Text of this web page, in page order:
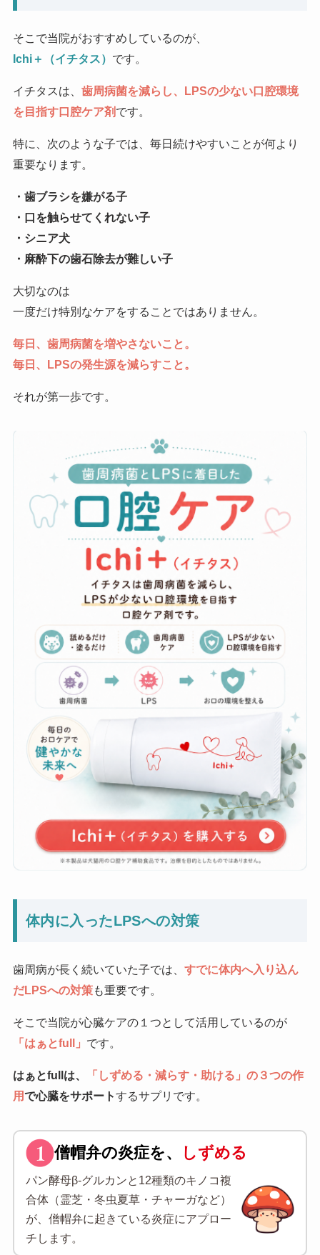
そこで当院がおすすめしているのが、
Ichi＋（イチタス） です。
イチタスは、 歯周病菌を減らし、LPSの少ない口腔環境
を目指す口腔ケア剤 です。
特に、次のような子では、毎日続けやすいことが何より
重要なります。
・歯ブラシを嫌がる子
・口を触らせてくれない子
・シニア犬
・麻酔下の歯石除去が難しい子
大切なのは
一度だけ特別なケアをすることではありません。
毎日、歯周病菌を増やさないこと。
毎日、LPSの発生源を減らすこと。
それが第一歩です。
体内に入ったLPSへの対策
歯周病が長く続いていた子では、 すでに体内へ入り込ん
だLPSへの対策も重要です。
そこで当院が心臓ケアの１つとして活用しているのが
「はぁとfull」 です。
はぁとfullは、
「しずめる・減らす・助ける」の３つの作
用で心臓をサポートするサプリです。
僧帽弁の炎症を、 しずめる
パン酵母β-グルカンと12種類のキノコ複
合体（霊芝・冬虫夏草・チャーガなど）
が、僧帽弁に起きている炎症にアプロー
チします。